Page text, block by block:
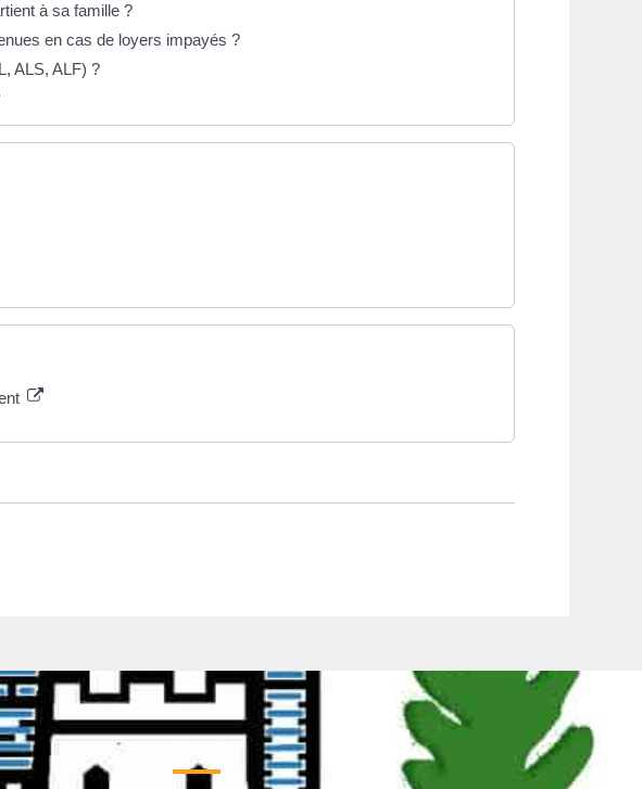
à sa famille ?
en cas de loyers impayés ?
ALS, ALF) ?